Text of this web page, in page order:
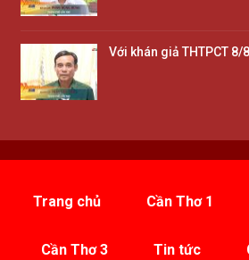
Với khán giả THTPCT 8/
Trang chủ Cần Thơ 1
Cần Thơ 3 Tin tức